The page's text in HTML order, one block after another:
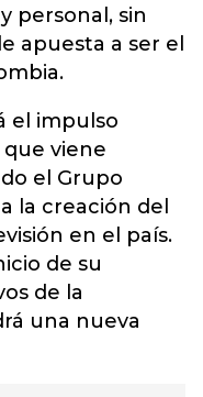
personal, sin
apuesta a ser el
el impulso
viene
el Grupo
la creación del
en el país.
de su
de la
una nueva